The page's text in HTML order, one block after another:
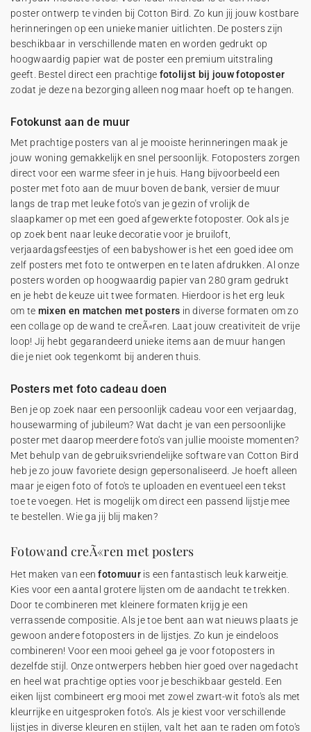
poster ontwerp te vinden bij Cotton Bird. Zo kun jij jouw kostbare
herinneringen op een unieke manier uitlichten. De posters zijn
beschikbaar in verschillende maten en worden gedrukt op
hoogwaardig papier wat de poster een premium uitstraling
geeft. Bestel direct een prachtige fotolijst bij jouw fotoposter
zodat je deze na bezorging alleen nog maar hoeft op te hangen.
Fotokunst aan de muur
Met prachtige posters van al je mooiste herinneringen maak je
jouw woning gemakkelijk en snel persoonlijk. Fotoposters zorgen
direct voor een warme sfeer in je huis. Hang bijvoorbeeld een
poster met foto aan de muur boven de bank, versier de muur
langs de trap met leuke foto's van je gezin of vrolijk de
slaapkamer op met een goed afgewerkte fotoposter. Ook als je
op zoek bent naar leuke decoratie voor je bruiloft,
verjaardagsfeestjes of een babyshower is het een goed idee om
zelf posters met foto te ontwerpen en te laten afdrukken. Al onze
posters worden op hoogwaardig papier van 280 gram gedrukt
en je hebt de keuze uit twee formaten. Hierdoor is het erg leuk
om te mixen en matchen met posters in diverse formaten om zo
een collage op de wand te creÃ«ren. Laat jouw creativiteit de vrije
loop! Jij hebt gegarandeerd unieke items aan de muur hangen
die je niet ook tegenkomt bij anderen thuis.
Posters met foto cadeau doen
Ben je op zoek naar een persoonlijk cadeau voor een verjaardag,
housewarming of jubileum? Wat dacht je van een persoonlijke
poster met daarop meerdere foto's van jullie mooiste momenten?
Met behulp van de gebruiksvriendelijke software van Cotton Bird
heb je zo jouw favoriete design gepersonaliseerd. Je hoeft alleen
maar je eigen foto of foto's te uploaden en eventueel een tekst
toe te voegen. Het is mogelijk om direct een passend lijstje mee
te bestellen. Wie ga jij blij maken?
Fotowand creÃ«ren met posters
Het maken van eenfotomuuris een fantastisch leuk karweitje.
Kies voor een aantal grotere lijsten om de aandacht te trekken.
Door te combineren met kleinere formaten krijg je een
verrassende compositie. Als je toe bent aan wat nieuws plaats je
gewoon andere fotoposters in de lijstjes. Zo kun je eindeloos
combineren! Voor een mooi geheel ga je voor fotoposters in
dezelfde stijl. Onze ontwerpers hebben hier goed over nagedacht
en heel wat prachtige opties voor je beschikbaar gesteld. Een
eiken lijst combineert erg mooi met zowel zwart-wit foto's als met
kleurrijke en uitgesproken foto's. Als je kiest voor verschillende
lijstjes in diverse kleuren en stijlen, valt het aan te raden om foto's